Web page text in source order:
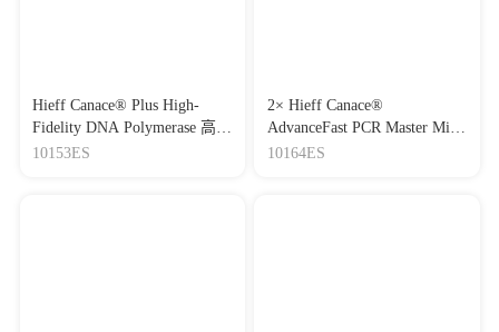
Hieff Canace® Plus High-
Fidelity DNA Polymerase 高保
真DNA聚合酶
10153ES
2× Hieff Canace®
AdvanceFast PCR Master Mix
(With Dye)
10164ES